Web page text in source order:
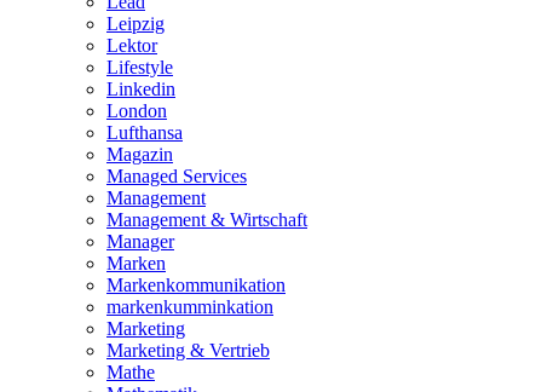
Leipzig
Lektor
Lifestyle
Linkedin
London
Lufthansa
Magazin
Managed Services
Management
Management & Wirtschaft
Manager
Marken
Markenkommunikation
markenkumminkation
Marketing
Marketing & Vertrieb
Mathe